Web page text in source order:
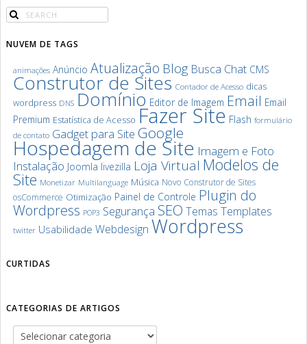
NUVEM DE TAGS
animações Anúncio Atualização Blog Busca Chat CMS
Construtor de Sites Contador de Acesso dicas
wordpress DNS Domínio Editor de Imagem Email Email
Premium Estatística de Acesso Fazer Site Flash formulário
de contato Gadget para Site Google
Hospedagem de Site Imagem e Foto
Instalação Joomla livezilla Loja Virtual Modelos de
Site Monetizar Multilanguage Música Novo Construtor de Sites
osCommerce Otimização Painel de Controle Plugin do
Wordpress POP3 Segurança SEO Temas Templates
twitter Usabilidade Webdesign Wordpress
CURTIDAS
CATEGORIAS DE ARTIGOS